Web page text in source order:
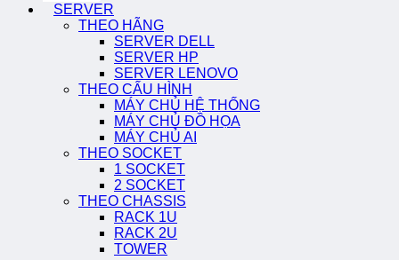
SERVER
THEO HÃNG
SERVER DELL
SERVER HP
SERVER LENOVO
THEO CẤU HÌNH
MÁY CHỦ HỆ THỐNG
MÁY CHỦ ĐỒ HỌA
MÁY CHỦ AI
THEO SOCKET
1 SOCKET
2 SOCKET
THEO CHASSIS
RACK 1U
RACK 2U
TOWER